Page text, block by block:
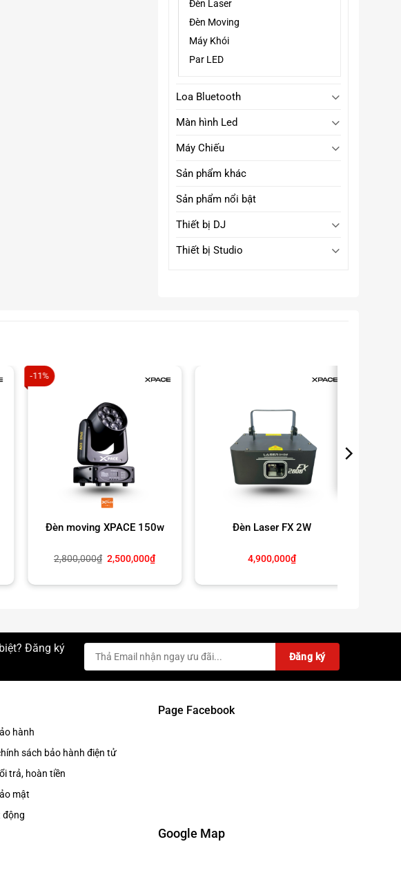
Đèn Laser
Đèn Moving
Máy Khói
Par LED
Loa Bluetooth
Màn hình Led
Máy Chiếu
Sản phẩm khác
Sản phẩm nổi bật
Thiết bị DJ
Thiết bị Studio
-11%
Đèn moving XPACE 150w
2,800,000₫ Giá
2,800,000₫.
2,500,000₫Giá
là:
Đèn Laser FX 2W
4,900,000₫
Đăng ký
hành
sách bảo hành điện tử
trả, hoàn tiền
mật
động
Page Facebook
Google Map